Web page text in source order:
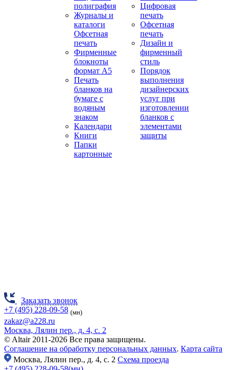
полиграфия
Журналы и
каталоги
Офсетная
печать
Фирменные
блокноты
формат А5
Печать
бланков на
бумаге с
водяным
знаком
Календари
Книги
Папки
картонные
Цифровая
печать
Офсетная
печать
Дизайн и
фирменный
стиль
Порядок
выполнения
дизайнерских
услуг при
изготовлении
бланков с
элементами
защиты
Заказать звонок
+7 (495) 228-09-58 (мн)
zakaz@a228.ru
Москва, Лялин пер., д. 4, с. 2
© Altair 2011-2026 Все права защищены.
Соглашение на обработку персональных данных. Карта сайта
Москва, Лялин пер., д. 4, с. 2 Схема проезда